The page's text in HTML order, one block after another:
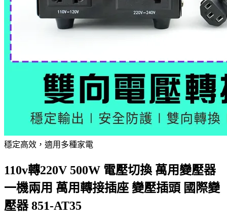
穩定高效，適用多種家電
110v轉220V 500W 電壓切換 萬用變壓器
一機兩用 萬用轉接插座 變壓插頭 國際變
壓器 851-AT35